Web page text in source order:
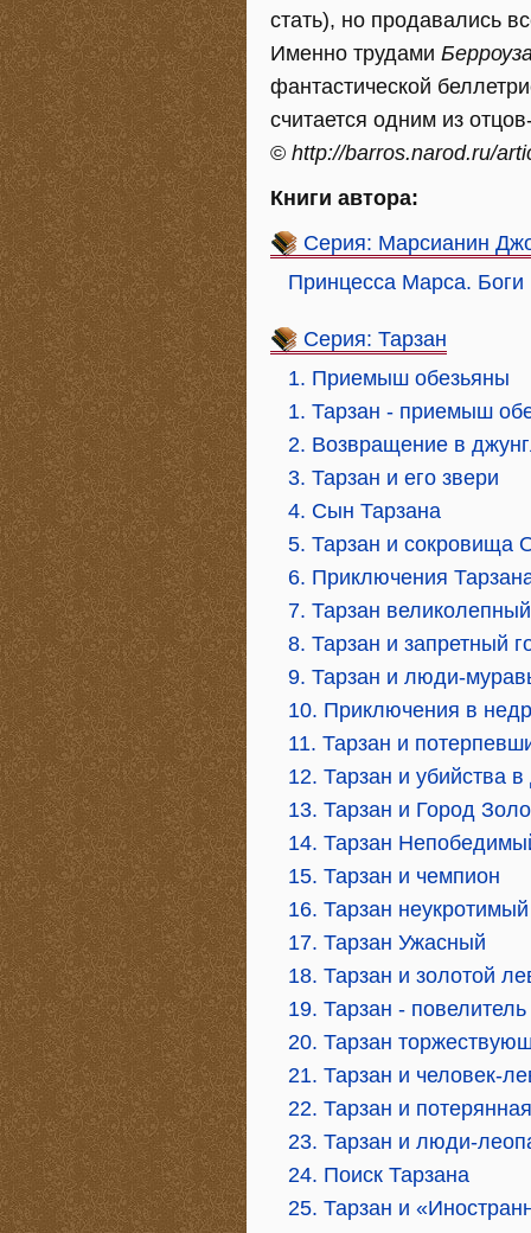
стать), но продавались
Именно трудами
фантастической
считается одним из
© http://barros.narod.ru/
Книги автора:
Серия: Марсианин
Принцесса Марса.
Серия: Тарзан
1. Приемыш обезьяны
1. Тарзан - приемыш
2. Возвращение в
3. Тарзан и его звери
4. Сын Тарзана
5. Тарзан и сокровища
6. Приключения
7. Тарзан великолепный
8. Тарзан и запретный
9. Тарзан и люди-
10. Приключения в
11. Тарзан и
12. Тарзан и убийства
13. Тарзан и Город
14. Тарзан
15. Тарзан и чемпион
16. Тарзан неукротимый
17. Тарзан Ужасный
18. Тарзан и золотой
19. Тарзан -
20. Тарзан
21. Тарзан и человек-
22. Тарзан и
23. Тарзан и люди-
24. Поиск Тарзана
25. Тарзан и